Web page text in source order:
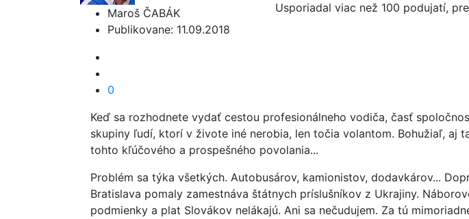
Maroš ČABÁK
Publikovane: 11.09.2018
Usporiadal viac než 100 podujatí,
0
Keď sa rozhodnete vydať cestou profesionálneho vodiča, časť
skupiny ľudí, ktorí v živote iné nerobia, len točia volantom. Bohužiaľ, aj
tohto kľúčového a prospešného povolania...
Problém sa týka všetkých. Autobusárov, kamionistov, dodavkárov...
Bratislava pomaly zamestnáva štátnych príslušníkov z Ukrajiny.
podmienky a plat Slovákov nelákajú. Ani sa nečudujem. Za tú